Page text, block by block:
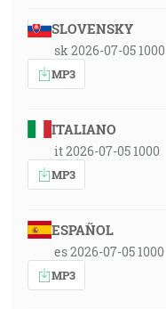
SLOVENSKY
sk 2026-07-05 1000
MP3
ITALIANO
it 2026-07-05 1000
MP3
ESPAÑOL
es 2026-07-05 1000
MP3